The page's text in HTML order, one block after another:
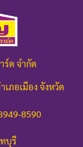
ร์ด จำกัด
ภอเมือง จังหวัด
8590
บุรี